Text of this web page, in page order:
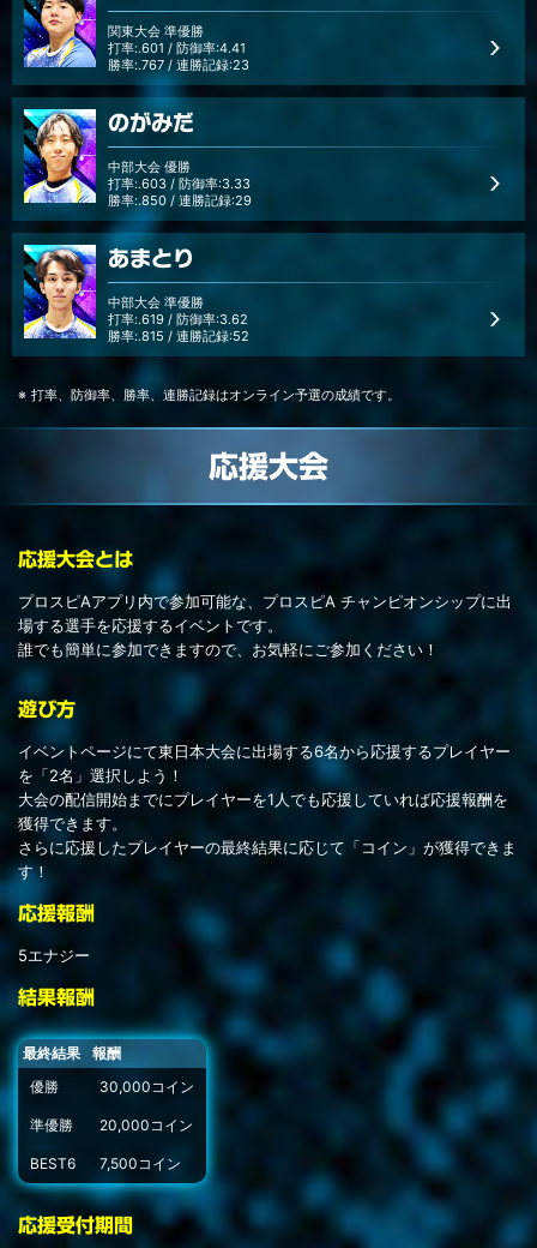
関東大会 準優勝
打率:.601 / 防御率:4.41
勝率:.767 / 連勝記録:23
のがみだ
中部大会 優勝
打率:.603 / 防御率:3.33
勝率:.850 / 連勝記録:29
あまとり
中部大会 準優勝
打率:.619 / 防御率:3.62
勝率:.815 / 連勝記録:52
打率、防御率、勝率、連勝記録はオンライン予選の成績です。
応援大会
応援大会とは
プロスピAアプリ内で参加可能な、プロスピA チャンピオンシップに出
場する選手を応援するイベントです。
誰でも簡単に参加できますので、お気軽にご参加ください！
遊び方
イベントページにて東日本大会に出場する6名から応援するプレイヤー
を「2名」選択しよう！
大会の配信開始までにプレイヤーを1人でも応援していれば応援報酬を
獲得できます。
さらに応援したプレイヤーの最終結果に応じて「コイン」が獲得できま
す！
応援報酬
5エナジー
結果報酬
最終結果
報酬
優勝
30,000コイン
準優勝 20,000コイン
BEST6 7,500コイン
応援受付期間